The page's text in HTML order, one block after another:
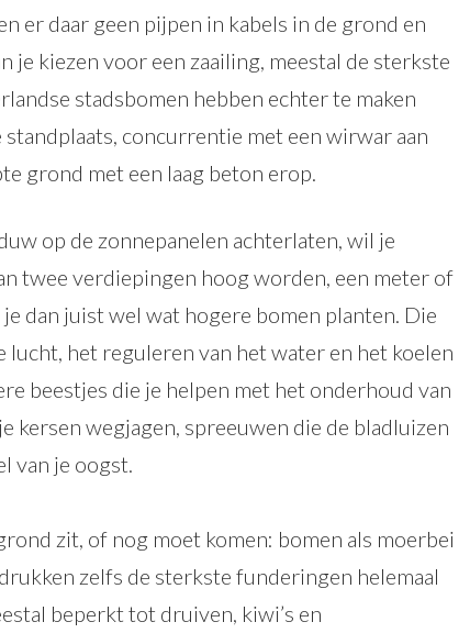
er daar geen pijpen in kabels in de grond en
je kiezen voor een zaailing, meestal de sterkste
stadsbomen hebben echter te maken
concurrentie met een wirwar aan
grond met een laag beton erop.
op de zonnepanelen achterlaten, wil je
twee verdiepingen hoog worden, een meter of
dan juist wel wat hogere bomen planten. Die
lucht, het reguleren van het water en het koelen
beestjes die je helpen met het onderhoud van
kersen wegjagen, spreeuwen die de bladluizen
van je oogst.
zit, of nog moet komen: bomen als moerbei
zelfs de sterkste funderingen helemaal
beperkt tot druiven, kiwi’s en